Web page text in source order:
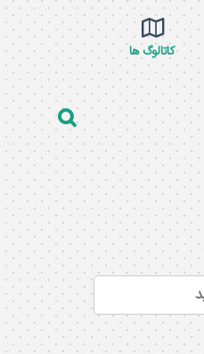
کاتالوگ ها